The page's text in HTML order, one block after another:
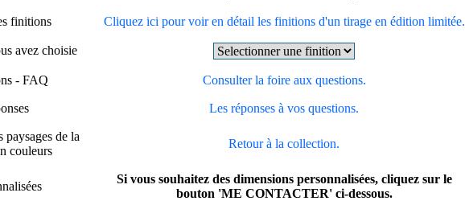
finitions Cliquez ici pour voir en détail les finitions d'un tirage en édition limitée.
avez choisie
- FAQ Consulter la foire aux questions.
Les réponses à vos questions.
de la
couleurs
Retour à la collection.
Si vous souhaitez des dimensions personnalisées, cliquez sur le
bouton 'ME CONTACTER' ci-dessous.